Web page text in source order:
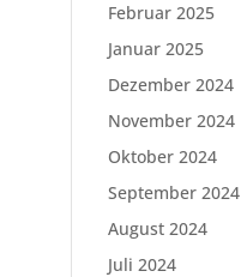
Februar 2025
Januar 2025
Dezember 2024
November 2024
Oktober 2024
September 2024
August 2024
Juli 2024